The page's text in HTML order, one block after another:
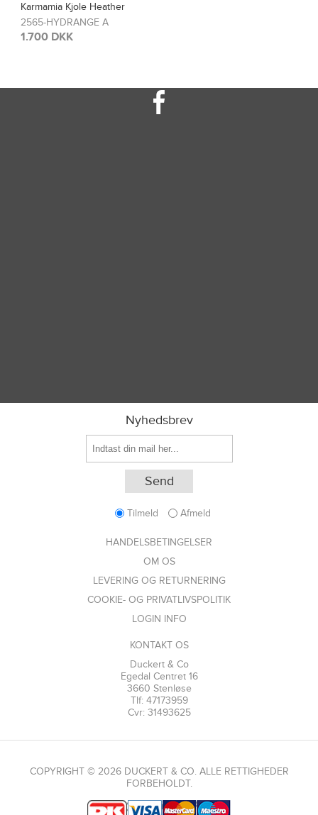
Karmamia Bluse Blair
2567-HYDRANGE A
1.200 DKK
Nyhedsbrev
Tilmeld Afmeld
HANDELSBETINGELSER
OM OS
LEVERING OG RETURNERING
COOKIE- OG PRIVATLIVSPOLITIK
LOGIN INFO
KONTAKT OS
Duckert & Co
Egedal Centret 16
3660 Stenløse
Tlf: 47173959
Cvr: 31493625
COPYRIGHT © 2026 DUCKERT & CO. ALLE RETTIGHEDER
FORBEHOLDT.